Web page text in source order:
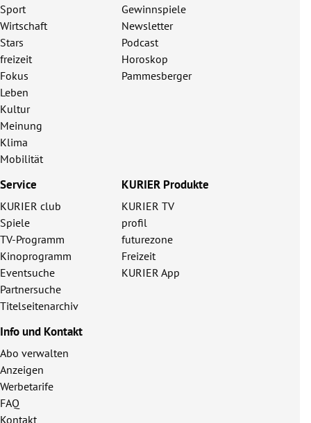
Sport
Wirtschaft
Stars
freizeit
Fokus
Leben
Kultur
Meinung
Klima
Mobilität
Gewinnspiele
Newsletter
Podcast
Horoskop
Pammesberger
Service
KURIER club
Spiele
TV-Programm
Kinoprogramm
Eventsuche
Partnersuche
Titelseitenarchiv
KURIER Produkte
KURIER TV
profil
futurezone
Freizeit
KURIER App
Info und Kontakt
Abo verwalten
Anzeigen
Werbetarife
FAQ
Kontakt